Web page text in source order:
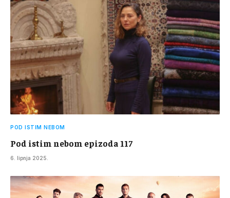
POD ISTIM NEBOM
Pod istim nebom epizoda 117
6. lipnja 2025.